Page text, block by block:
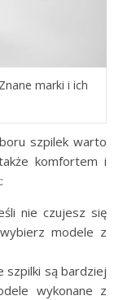
marki i ich
szpilek warto
komfortem i
nie czujesz się
modele z
szpilki są bardziej
wykonane z